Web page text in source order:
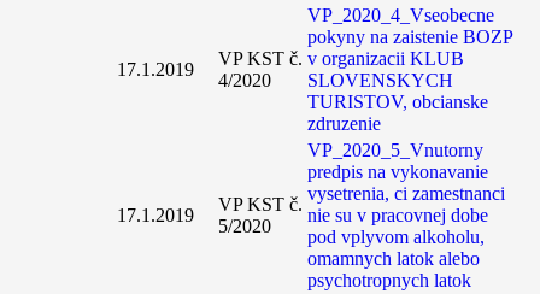
17.1.2019
VP KST č.
4/2020
VP_2020_4_Vseobecne
pokyny na zaistenie BOZP
v organizacii KLUB
SLOVENSKYCH
TURISTOV, obcianske
zdruzenie
17.1.2019
VP KST č.
5/2020
VP_2020_5_Vnutorny
predpis na vykonavanie
vysetrenia, ci zamestnanci
nie su v pracovnej dobe
pod vplyvom alkoholu,
omamnych latok alebo
psychotropnych latok